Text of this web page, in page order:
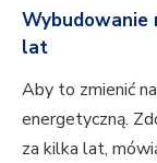
Wybudowanie
lat
Aby to zmienić
energetyczną.
za kilka lat,